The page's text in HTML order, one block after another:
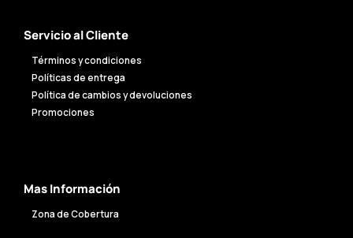
Servicio al Cliente
Términos y condiciones
Políticas de entrega
Política de cambios y devoluciones
Promociones
Mas Información
Zona de Cobertura